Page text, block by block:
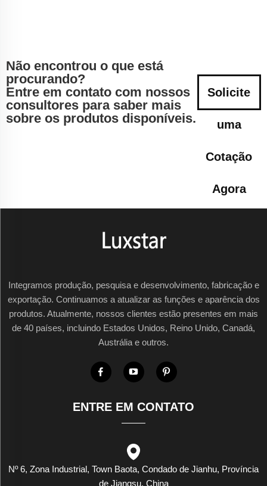
Não encontrou o que está
procurando?
Entre em contato com nossos
consultores para saber mais
sobre os produtos disponíveis.
Solicite
uma
Cotação
Agora
Integramos produção, pesquisa e desenvolvimento, fabricação e
exportação. Continuamos a atualizar as funções e aparência dos
produtos. Atualmente, nossos clientes estão presentes em mais
de 40 países, incluindo Estados Unidos, Reino Unido, Canadá,
Austrália e outros.
ENTRE EM CONTATO
Nº 6, Zona Industrial, Town Baota, Condado de Jianhu, Província
de Jiangsu, China